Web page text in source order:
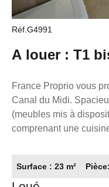
Réf.G4991
A louer : T1
disposition
France Proprio vous propose: Très proche
Canal du Midi.
(meubles mis à
comprenant une
sécurisée et calme, au
parking attitrée. Vous
Surface : 23 m²